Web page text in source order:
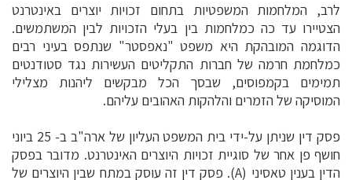
לרב, המלחמות המשפטיות בתחום זכויות יוצרים באינטרנט
הצטיירו עד כה כמלחמות בין בעלי הזכויות לבין המשתמשים.
הדוגמה המובהקת היא משפט "נאפסטר" שנתפס בעיני רבים
כמלחמת חרמה של חברות התקליטים העשירות נגד סטודנטים
תמימים בקמפוסים, שבסך הכל מבקשים ליהנות מצלילי
המוסיקה של הזמרים והלהקות האהובים עליהם.
פסק דין שניתן על-ידי בית המשפט העליון של ארה"ב ב- 25 ביוני
חושף פן אחר של סוגיית זכויות היוצרים האינטרנט. מדובר בפסק
הדין בענין טאסיני (A). פסק דין זה עוסק במתח שבין היוצרים של